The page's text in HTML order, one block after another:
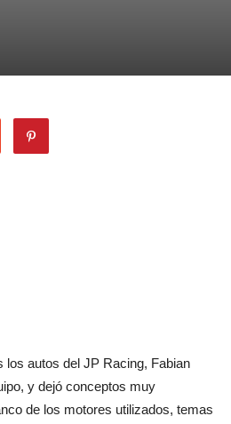
los autos del JP Racing, Fabian
y dejó conceptos muy
de los motores utilizados, temas